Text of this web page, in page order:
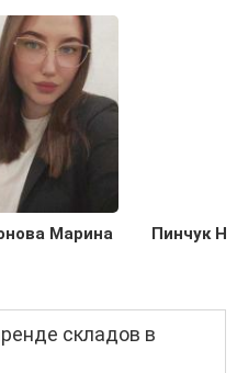
Марина Пинчук
складов в